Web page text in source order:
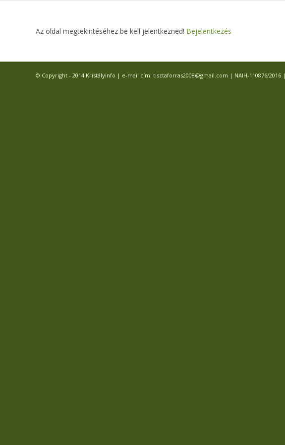
Az oldal megtekintéséhez be kell jelentkezned! Bejelentkezés
© Copyright - 2014 Kristályinfo | e-mail cím: tisztaforras2008@gmail.com | NAIH-110876/2016 |